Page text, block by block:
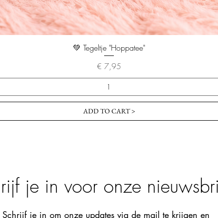
💚 Tegeltje "Hoppatee"
Prijs
€ 7,95
ADD TO CART >
je in voor onze
Schrijf je in om onze updates via de mail te krijgen en